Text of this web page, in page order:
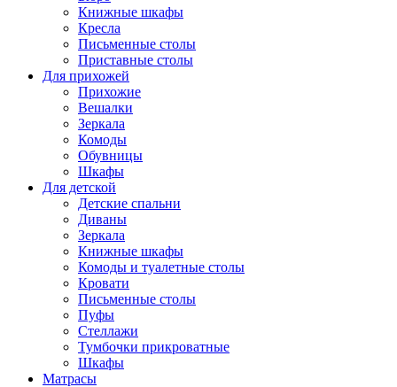
Книжные шкафы
Кресла
Письменные столы
Приставные столы
Для прихожей
Прихожие
Вешалки
Зеркала
Комоды
Обувницы
Шкафы
Для детской
Детские спальни
Диваны
Зеркала
Книжные шкафы
Комоды и туалетные столы
Кровати
Письменные столы
Пуфы
Стеллажи
Тумбочки прикроватные
Шкафы
Матрасы